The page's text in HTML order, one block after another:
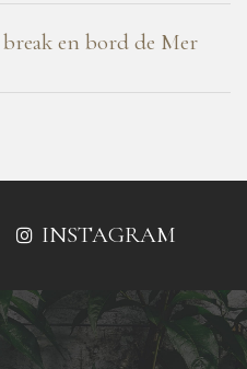
en bord de Mer
INSTAGRAM